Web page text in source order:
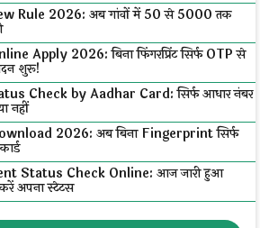
Rule 2026: अब गांवों में ₹50 से ₹5000 तक
Apply 2026: बिना फिंगरप्रिंट सिर्फ OTP से
शुरू!
Check by Aadhar Card: सिर्फ आधार नंबर
नहीं
2026: अब बिना Fingerprint सिर्फ
Status Check Online: आज जारी हुआ
अपना स्टेटस